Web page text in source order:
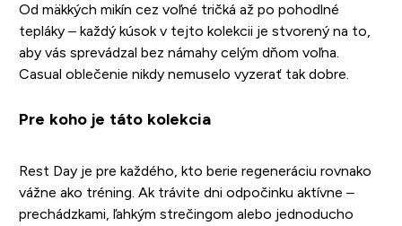
Od mäkkých mikín cez voľné tričká až po pohodlné
tepláky – každý kúsok v tejto kolekcii je stvorený na to,
aby vás sprevádzal bez námahy celým dňom voľna.
Casual oblečenie nikdy nemuselo vyzerať tak dobre.
Pre koho je táto kolekcia
Rest Day je pre každého, kto berie regeneráciu rovnako
vážne ako tréning. Ak trávite dni odpočinku aktívne –
prechádzkami, ľahkým strečingom alebo jednoducho